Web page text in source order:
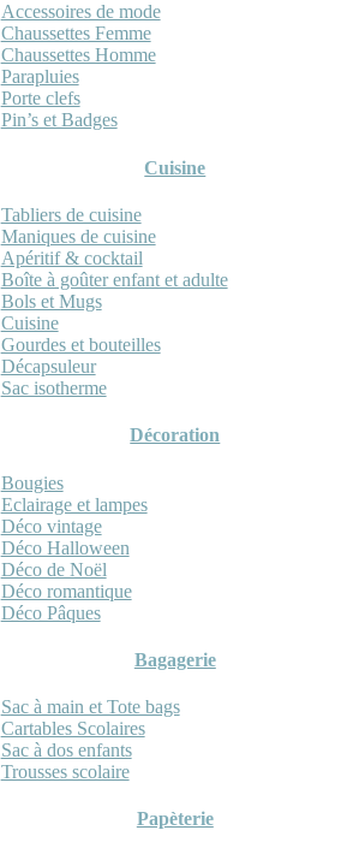
Accessoires de mode
Chaussettes Femme
Chaussettes Homme
Parapluies
Porte clefs
Pin’s et Badges
Cuisine
Tabliers de cuisine
Maniques de cuisine
Apéritif & cocktail
Boîte à goûter enfant et adulte
Bols et Mugs
Cuisine
Gourdes et bouteilles
Décapsuleur
Sac isotherme
Décoration
Bougies
Eclairage et lampes
Déco vintage
Déco Halloween
Déco de Noël
Déco romantique
Déco Pâques
Bagagerie
Sac à main et Tote bags
Cartables Scolaires
Sac à dos enfants
Trousses scolaire
Papèterie